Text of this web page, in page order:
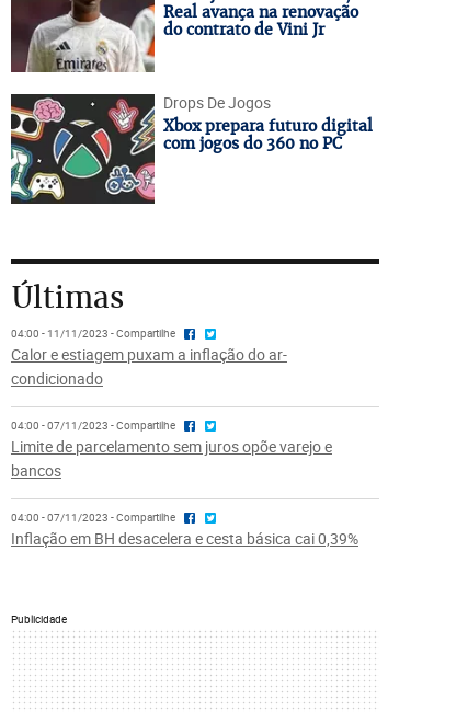
Real avança na renovação
do contrato de Vini Jr
Drops De Jogos
Xbox prepara futuro digital
com jogos do 360 no PC
Últimas
04:00 - 11/11/2023 - Compartilhe
Calor e estiagem puxam a inflação do ar-
condicionado
04:00 - 07/11/2023 - Compartilhe
Limite de parcelamento sem juros opõe varejo e
bancos
04:00 - 07/11/2023 - Compartilhe
Inflação em BH desacelera e cesta básica cai 0,39%
Publicidade